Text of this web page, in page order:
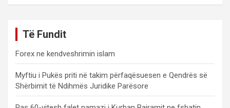
Të Fundit
Forex ne kendveshrimin islam
Myftiu i Pukës priti në takim përfaqësuesen e Qendrës së
Shërbimit të Ndihmës Juridike Parësore